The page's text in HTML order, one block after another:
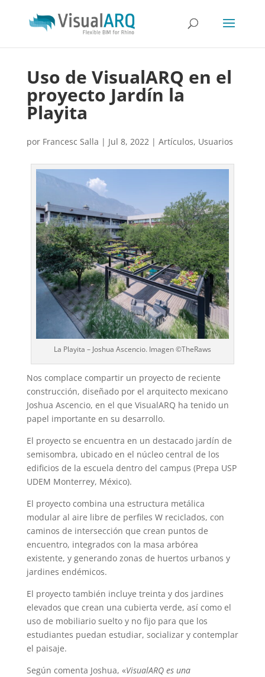
Uso de VisualARQ en el
proyecto Jardín la
Playita
por Francesc Salla | Jul 8, 2022| Artículos, Usuarios
La Playita – Joshua Ascencio. Imagen ©TheRaws
Nos complace compartir un proyecto de reciente
construcción, diseñado por el arquitecto mexicano
Joshua Ascencio, en el que VisualARQ ha tenido un
papel importante en su desarrollo.
El proyecto se encuentra en un destacado jardín de
semisombra, ubicado en el núcleo central de los
edificios de la escuela dentro del campus (Prepa USP
UDEM Monterrey, México).
El proyecto combina una estructura metálica
modular al aire libre de perfiles W reciclados, con
caminos de intersección que crean puntos de
encuentro, integrados con la masa arbórea
existente, y generando zonas de huertos urbanos y
jardines endémicos.
El proyecto también incluye treinta y dos jardines
elevados que crean una cubierta verde, así como el
uso de mobiliario suelto y no fijo para que los
estudiantes puedan estudiar, socializar y contemplar
el paisaje.
Según comenta Joshua, «VisualARQ es una